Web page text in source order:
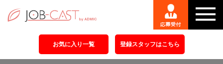
お気に入り一覧 登録スタッフはこちら